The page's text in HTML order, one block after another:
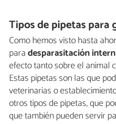
Tipos de pipetas para
Como hemos visto hasta
paradesparasitación
efecto tanto sobre el animal
Estas pipetas son las que
veterinarias o
otros tipos de pipetas, que
que también pueden servir